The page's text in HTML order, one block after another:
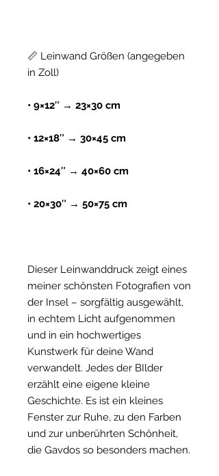
📏 Leinwand Größen (angegeben
in Zoll)
• 9×12″ → 23×30 cm
• 12×18″ → 30×45 cm
• 16×24″ → 40×60 cm
• 20×30″ → 50×75 cm
Dieser Leinwanddruck zeigt eines
meiner schönsten Fotografien von
der Insel – sorgfältig ausgewählt,
in echtem Licht aufgenommen
und in ein hochwertiges
Kunstwerk für deine Wand
verwandelt. Jedes der BIlder
erzählt eine eigene kleine
Geschichte. Es ist ein kleines
Fenster zur Ruhe, zu den Farben
und zur unberührten Schönheit,
die Gavdos so besonders machen.